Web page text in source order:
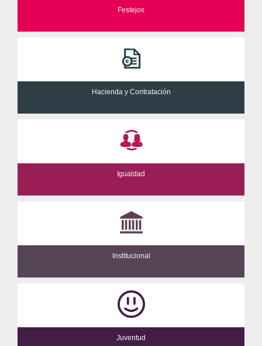
Festejos
Hacienda y Contratación
Igualdad
Institucional
Juventud